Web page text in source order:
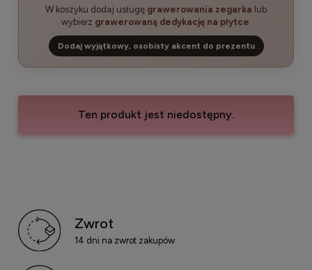
W koszyku dodaj usługę grawerowania zegarka lub
wybierz grawerowaną dedykację na płytce
Dodaj wyjątkowy, osobisty akcent do prezentu
Ten produkt jest niedostępny.
Zwrot
14 dni na zwrot zakupów